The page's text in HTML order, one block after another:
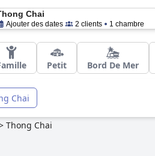
Chai
Ajouter des dates 2 clients 1 chambre
Petit Bord De Mer
Chai
Thong Chai